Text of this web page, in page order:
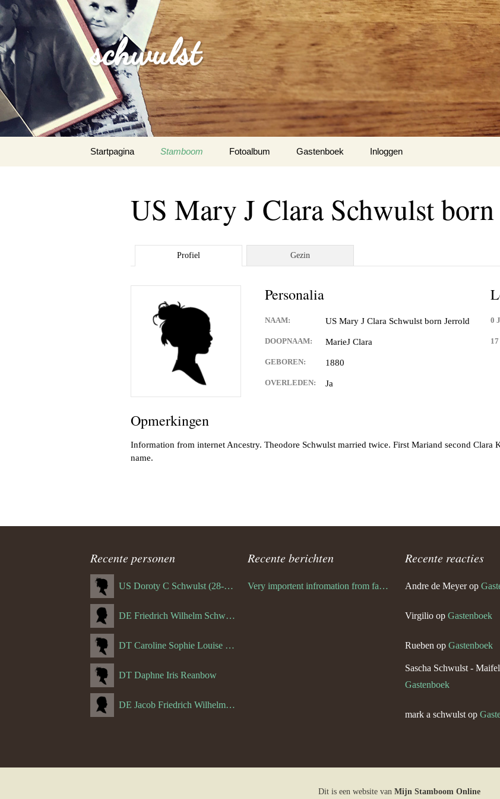
schwulst
naar
Startpagina Stamboom Fotoalbum
Schwulst USA
Familie Bill Schwulst
2005 sept
Gastenboek
Inloggen
US Mary J Clara Schwulst
Profiel Gezin
Personalia
NAAM: US Mary J Clara Schwulst born Jerrold
DOOPNAAM: MarieJ Clara
GEBOREN: 1880
OVERLEDEN: Ja
0
Opmerkingen
Information from internet Ancestry. Theodore Schwulst married twice. First Mariand second
Recente personen
US Doroty C Schwulst (28-12-1919)
DE Friedrich Wilhelm Schwulst
DT Caroline Sophie Louise Schreuder born Schwulst (13-05-1866)
DT Daphne Iris Reanbow
DE Jacob Friedrich Wilhelm Hurth
Recente berichten
Very importent infromation from family Schwulst
Recente reacties
Andre de Meyerop
Virgilio op Gastenboek
Rueben op Gastenboek
Sascha Schwulst -
Gastenboek
mark a schwulst op
Dit is een website van Mijn Stamboom Online